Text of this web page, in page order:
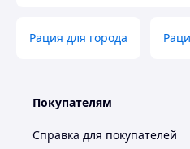
музыки, новостей на
ненастроенный
ионная батарея 2000мАч,
Рация для города
Покупателям
Справка для покупателей